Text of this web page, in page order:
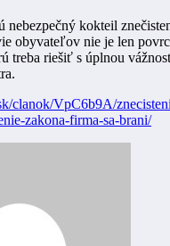
kokteil
obyvateľov nie je len
treba riešiť s úplnou
clanok/VpC6b9A/
zakona-firma-sa-brani/